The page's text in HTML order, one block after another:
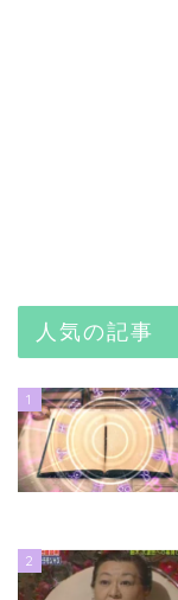
人気の記事
1
2